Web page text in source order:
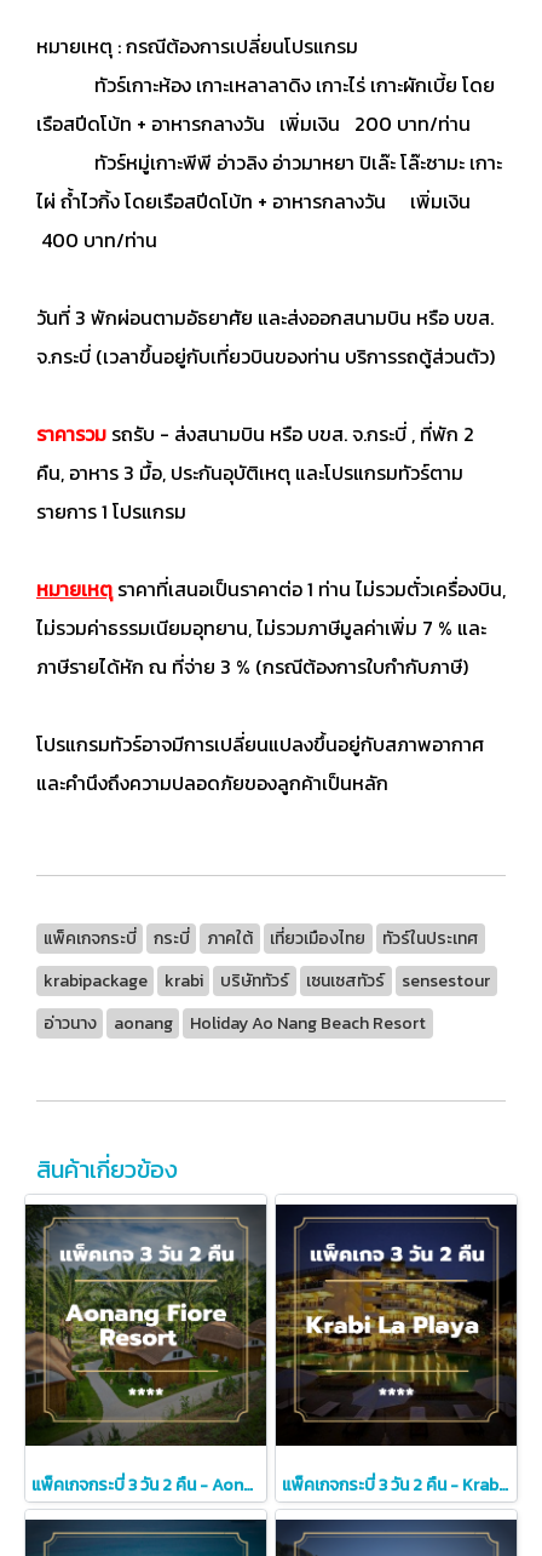
หมายเหตุ : กรณีต้องการเปลี่ยนโปรแกรม
ทัวร์เกาะห้อง เกาะเหลาลาดิง เกาะไร่ เกาะผักเบี้ย โดย
เรือสปีดโบ้ท + อาหารกลางวัน เพิ่มเงิน 200 บาท/ท่าน
ทัวร์หมู่เกาะพีพี อ่าวลิง อ่าวมาหยา ปิเล๊ะ โล๊ะซามะ เกาะ
ไผ่ ถ้ำไวกิ้ง โดยเรือสปีดโบ้ท + อาหารกลางวัน เพิ่มเงิน
400 บาท/ท่าน
วันที่ 3 พักผ่อนตามอัธยาศัย และส่งออกสนามบิน หรือ บขส.
จ.กระบี่ (เวลาขึ้นอยู่กับเที่ยวบินของท่าน บริการรถตู้ส่วนตัว)
ราคารวม รถรับ - ส่งสนามบิน หรือ บขส. จ.กระบี่ , ที่พัก 2
คืน, อาหาร 3 มื้อ, ประกันอุบัติเหตุ และโปรแกรมทัวร์ตาม
รายการ 1 โปรแกรม
หมายเหตุ ราคาที่เสนอเป็นราคาต่อ 1 ท่าน ไม่รวมตั๋วเครื่องบิน,
ไม่รวมค่าธรรมเนียมอุทยาน, ไม่รวมภาษีมูลค่าเพิ่ม 7 % และ
ภาษีรายได้หัก ณ ที่จ่าย 3 % (กรณีต้องการใบกำกับภาษี)
โปรแกรมทัวร์อาจมีการเปลี่ยนแปลงขึ้นอยู่กับสภาพอากาศ
และคำนึงถึงความปลอดภัยของลูกค้าเป็นหลัก
แพ็คเกจกระบี่ กระบี่ ภาคใต้ เที่ยวเมืองไทย
ทัวร์ในประเทศ
krabipackage
krabi บริษัททัวร์ เซนเซสทัวร์
sensestour
อ่าวนาง
aonang Holiday Ao Nang Beach Resort
สินค้าเกี่ยวข้อง
แพ็คเกจกระบี่ 3 วัน 2 คืน - Aonang Fiore Resort (4-star) แพ็คเกจกระบี่ 3 วัน 2 คืน - Krabi La Playa Resort (4-star)